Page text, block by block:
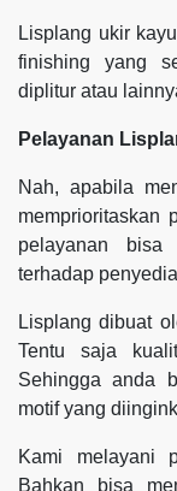
Lisplang ukir
finishing yang
diplitur atau
Pelayanan
Nah, apabila
memprioritaskan
pelayanan bisa
terhadap
Lisplang dibuat
Tentu saja
Sehingga anda
motif yang
Kami melayani
Bahkan bisa